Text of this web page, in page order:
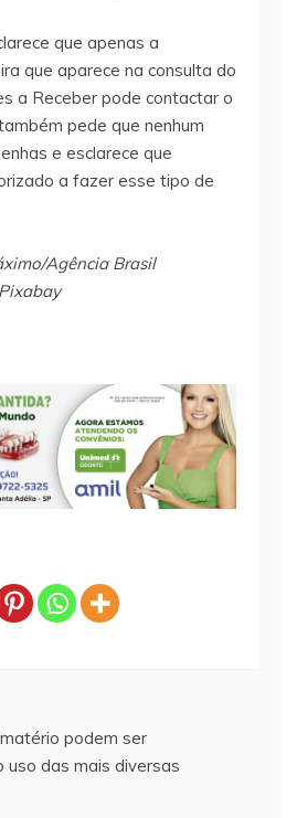
que apenas a
que aparece na consulta do
a Receber pode contactar o
pede que nenhum
e esclarece que
a fazer esse tipo de
Agência Brasil
podem ser
uso das mais diversas